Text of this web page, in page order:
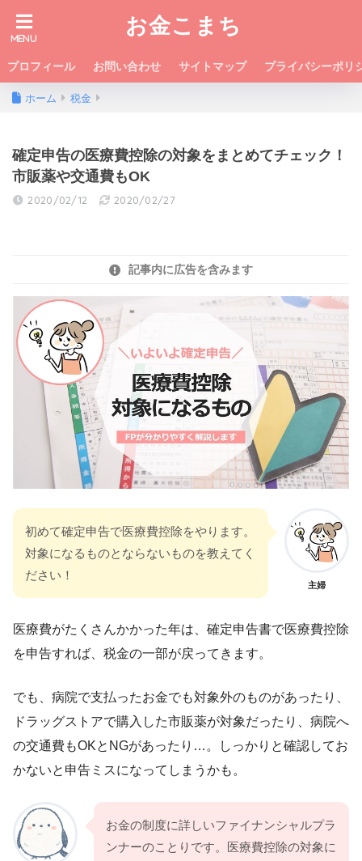
お金こまち
プロフィール お問い合わせ サイトマップ プライバシーポリ
ホーム 税金
確定申告の医療費控除の対象をまとめてチェック！
市販薬や交通費もOK
2020/02/12 2020/02/27
記事内に広告を含みます
初めて確定申告で医療費控除をやります。
対象になるものとならないものを教えてく
ださい！
主婦
医療費がたくさんかかった年は、確定申告書で医療費控除
を申告すれば、税金の一部が戻ってきます。
でも、病院で支払ったお金でも対象外のものがあったり、
ドラッグストアで購入した市販薬が対象だったり、病院へ
の交通費もOKとNGがあったり…。しっかりと確認してお
かないと申告ミスになってしまうかも。
お金の制度に詳しいファイナンシャルプラ
ンナーのことりです。医療費控除の対象に